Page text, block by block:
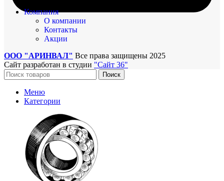
Компания
О компании
Контакты
Акции
ООО "АРИНВАЛ" Все права защищены 2025
Сайт разработан в студии "Сайт 36"
Поиск
Меню
Категории